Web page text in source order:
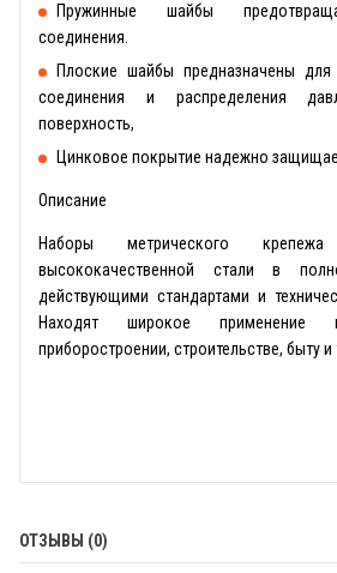
Пружинные шайбы
соединения.
Плоские шайбы предназначены
соединения и распределения
поверхность,
Цинковое покрытие надежно
Описание
Наборы метрического
высококачественной стали в
действующими стандартами и
Находят широкое применение
приборостроении, строительстве, быту и
ОТЗЫВЫ (0)